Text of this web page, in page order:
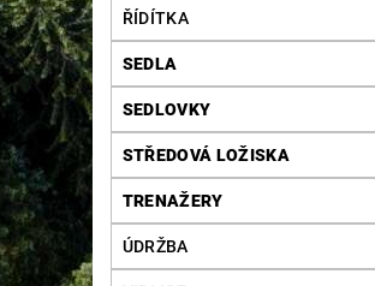
ŘÍDÍTKA
SEDLA
SEDLOVKY
STŘEDOVÁ LOŽISKA
TRENAŽERY
ÚDRŽBA